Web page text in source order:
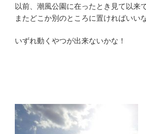
以前、潮風公園に在ったとき見て以来
またどこか別のところに置ければいいな
いずれ動くやつが出来ないかな！